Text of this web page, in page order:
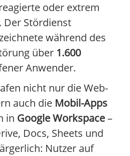
oder extrem
Der Stördienst
während des
über 1.600
Anwender.
nicht nur die Web-
auch die Mobil-Apps
in Google Workspace–
Docs, Sheets und
Nutzer auf